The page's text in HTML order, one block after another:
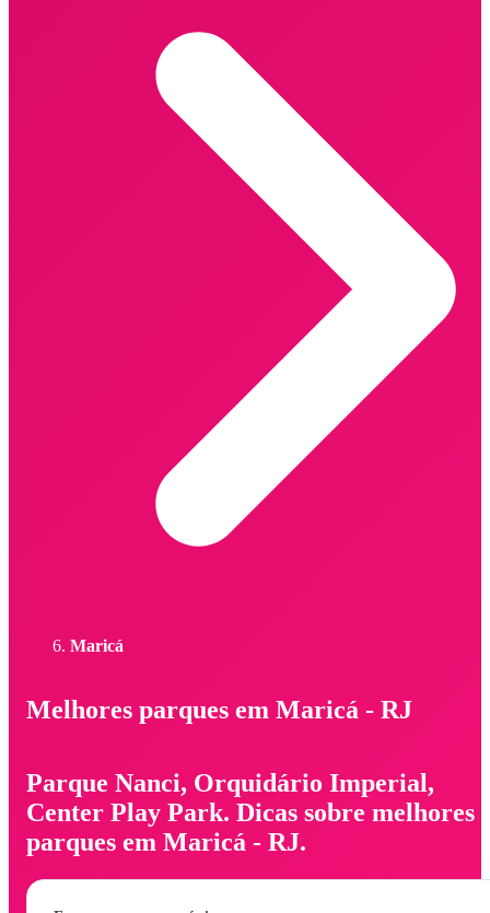
Maricá
Melhores parques em Maricá - RJ
Parque Nanci, Orquidário Imperial,
Center Play Park. Dicas sobre melhores
parques em Maricá - RJ.